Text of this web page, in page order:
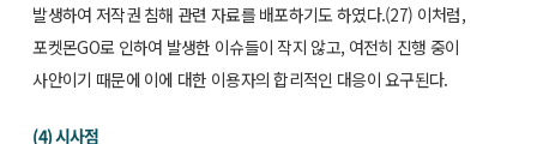
발생하여 저작권 침해 관련 자료를 배포하기도 하였다.(27) 이처럼,
포켓몬GO로 인하여 발생한 이슈들이 작지 않고, 여전히 진행 중이
사안이기 때문에 이에 대한 이용자의 합리적인 대응이 요구된다.
(4) 시사점